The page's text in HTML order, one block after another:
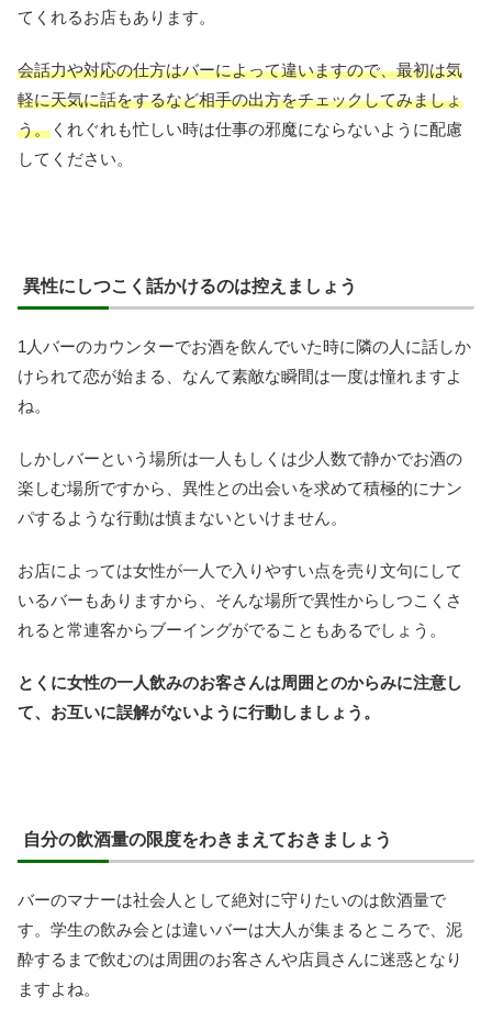
てくれるお店もあります。
会話力や対応の仕方はバーによって違いますので、最初は気
軽に天気に話をするなど相手の出方をチェックしてみましょ
う。 くれぐれも忙しい時は仕事の邪魔にならないように配慮
してください。
異性にしつこく話かけるのは控えましょう
1人バーのカウンターでお酒を飲んでいた時に隣の人に話しか
けられて恋が始まる、なんて素敵な瞬間は一度は憧れますよ
ね。
しかしバーという場所は一人もしくは少人数で静かでお酒の
楽しむ場所ですから、異性との出会いを求めて積極的にナン
パするような行動は慎まないといけません。
お店によっては女性が一人で入りやすい点を売り文句にして
いるバーもありますから、そんな場所で異性からしつこくさ
れると常連客からブーイングがでることもあるでしょう。
とくに女性の一人飲みのお客さんは周囲とのからみに注意し
て、お互いに誤解がないように行動しましょう。
自分の飲酒量の限度をわきまえておきましょう
バーのマナーは社会人として絶対に守りたいのは飲酒量で
す。学生の飲み会とは違いバーは大人が集まるところで、泥
酔するまで飲むのは周囲のお客さんや店員さんに迷惑となり
ますよね。